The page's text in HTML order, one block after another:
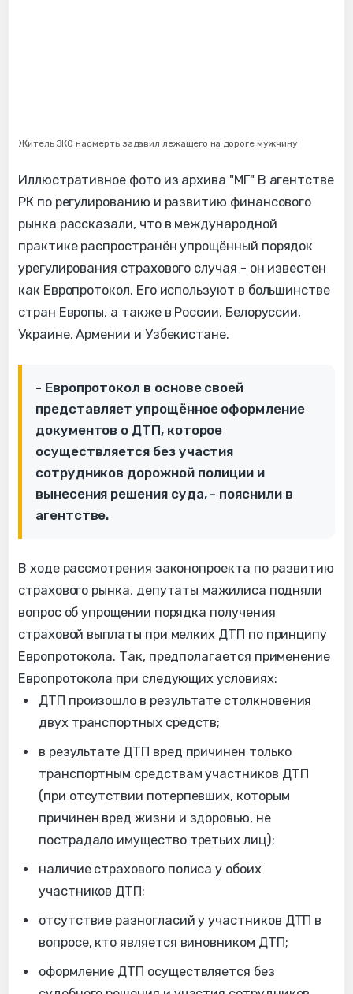
Житель ЗКО насмерть задавил лежащего на дороге мужчину
Иллюстративное фото из архива "МГ" В агентстве
РК по регулированию и развитию финансового
рынка рассказали, что в международной
практике распространён упрощённый порядок
урегулирования страхового случая - он известен
как Европротокол. Его используют в большинстве
стран Европы, а также в России, Белоруссии,
Украине, Армении и Узбекистане.
- Европротокол в основе своей
представляет упрощённое оформление
документов о ДТП, которое
осуществляется без участия
сотрудников дорожной полиции и
вынесения решения суда, - пояснили в
агентстве.
В ходе рассмотрения законопроекта по развитию
страхового рынка, депутаты мажилиса подняли
вопрос об упрощении порядка получения
страховой выплаты при мелких ДТП по принципу
Европротокола. Так, предполагается применение
Европротокола при следующих условиях:
ДТП произошло в результате столкновения
двух транспортных средств;
в результате ДТП вред причинен только
транспортным средствам участников ДТП
(при отсутствии потерпевших, которым
причинен вред жизни и здоровью, не
пострадало имущество третьих лиц);
наличие страхового полиса у обоих
участников ДТП;
отсутствие разногласий у участников ДТП в
вопросе, кто является виновником ДТП;
оформление ДТП осуществляется без